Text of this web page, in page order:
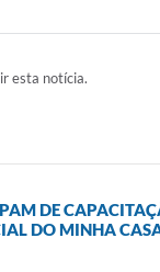
esta notícia.
DE
DO MINHA